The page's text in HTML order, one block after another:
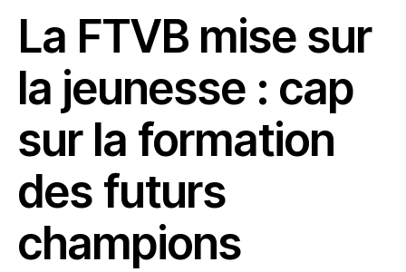
La FTVB mise sur
la jeunesse : cap
sur la formation
des futurs
champions